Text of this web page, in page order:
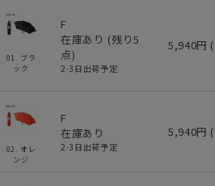
01. ブラ
ック
F
在庫あり (残り5
点)
2-3日出荷予定
5,940円
02. オレ
ンジ
F
在庫あり
2-3日出荷予定
5,940円